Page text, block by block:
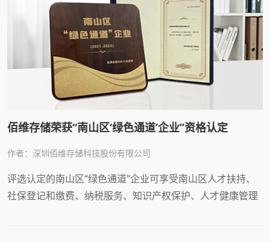
佰维存储荣获“南山区‘绿色通道’企业”资格认定
作者：深圳佰维存储科技股份有限公司
评选认定的南山区“绿色通道”企业可享受南山区人才扶持、
社保登记和缴费、纳税服务、知识产权保护、人才健康管理